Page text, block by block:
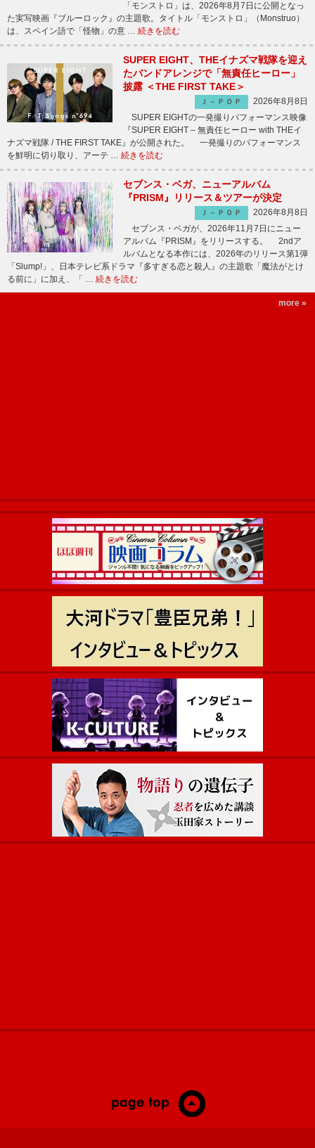
「モンストロ」は、2026年8月7日に公開となっ
た実写映画『ブルーロック』の主題歌。タイトル「モンストロ」（Monstruo）
は、スペイン語で「怪物」の意 … 続きを読む
SUPER EIGHT、THEイナズマ戦隊を迎え
たバンドアレンジで「無責任ヒーロー」
披露 ＜THE FIRST TAKE＞
Ｊ－ＰＯＰ
2026年8月8日
SUPER EIGHTの一発撮りパフォーマンス映像
『SUPER EIGHT – 無責任ヒーロー with THEイ
ナズマ戦隊 / THE FIRST TAKE』が公開された。 一発撮りのパフォーマンス
を鮮明に切り取り、アーテ … 続きを読む
セブンス・ベガ、ニューアルバム
『PRISM』リリース＆ツアーが決定
Ｊ－ＰＯＰ
2026年8月8日
セブンス・ベガが、2026年11月7日にニュー
アルバム『PRISM』をリリースする。 2ndア
ルバムとなる本作には、2026年のリリース第1弾
「Slump!」、日本テレビ系ドラマ『多すぎる恋と殺人』の主題歌「魔法がとけ
る前に」に加え、「 … 続きを読む
more »